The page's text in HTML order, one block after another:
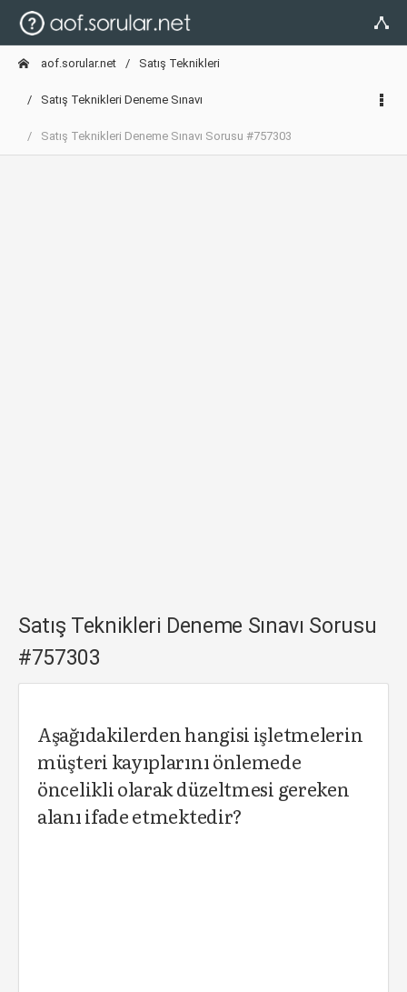
aof.sorular.net Satış Teknikleri
Satış Teknikleri Deneme Sınavı
Satış Teknikleri Deneme Sınavı Sorusu #757303
Satış Teknikleri Deneme Sınavı Sorusu
#757303
Aşağıdakilerden hangisi işletmelerin
müşteri kayıplarını önlemede
öncelikli olarak düzeltmesi gereken
alanı ifade etmektedir?